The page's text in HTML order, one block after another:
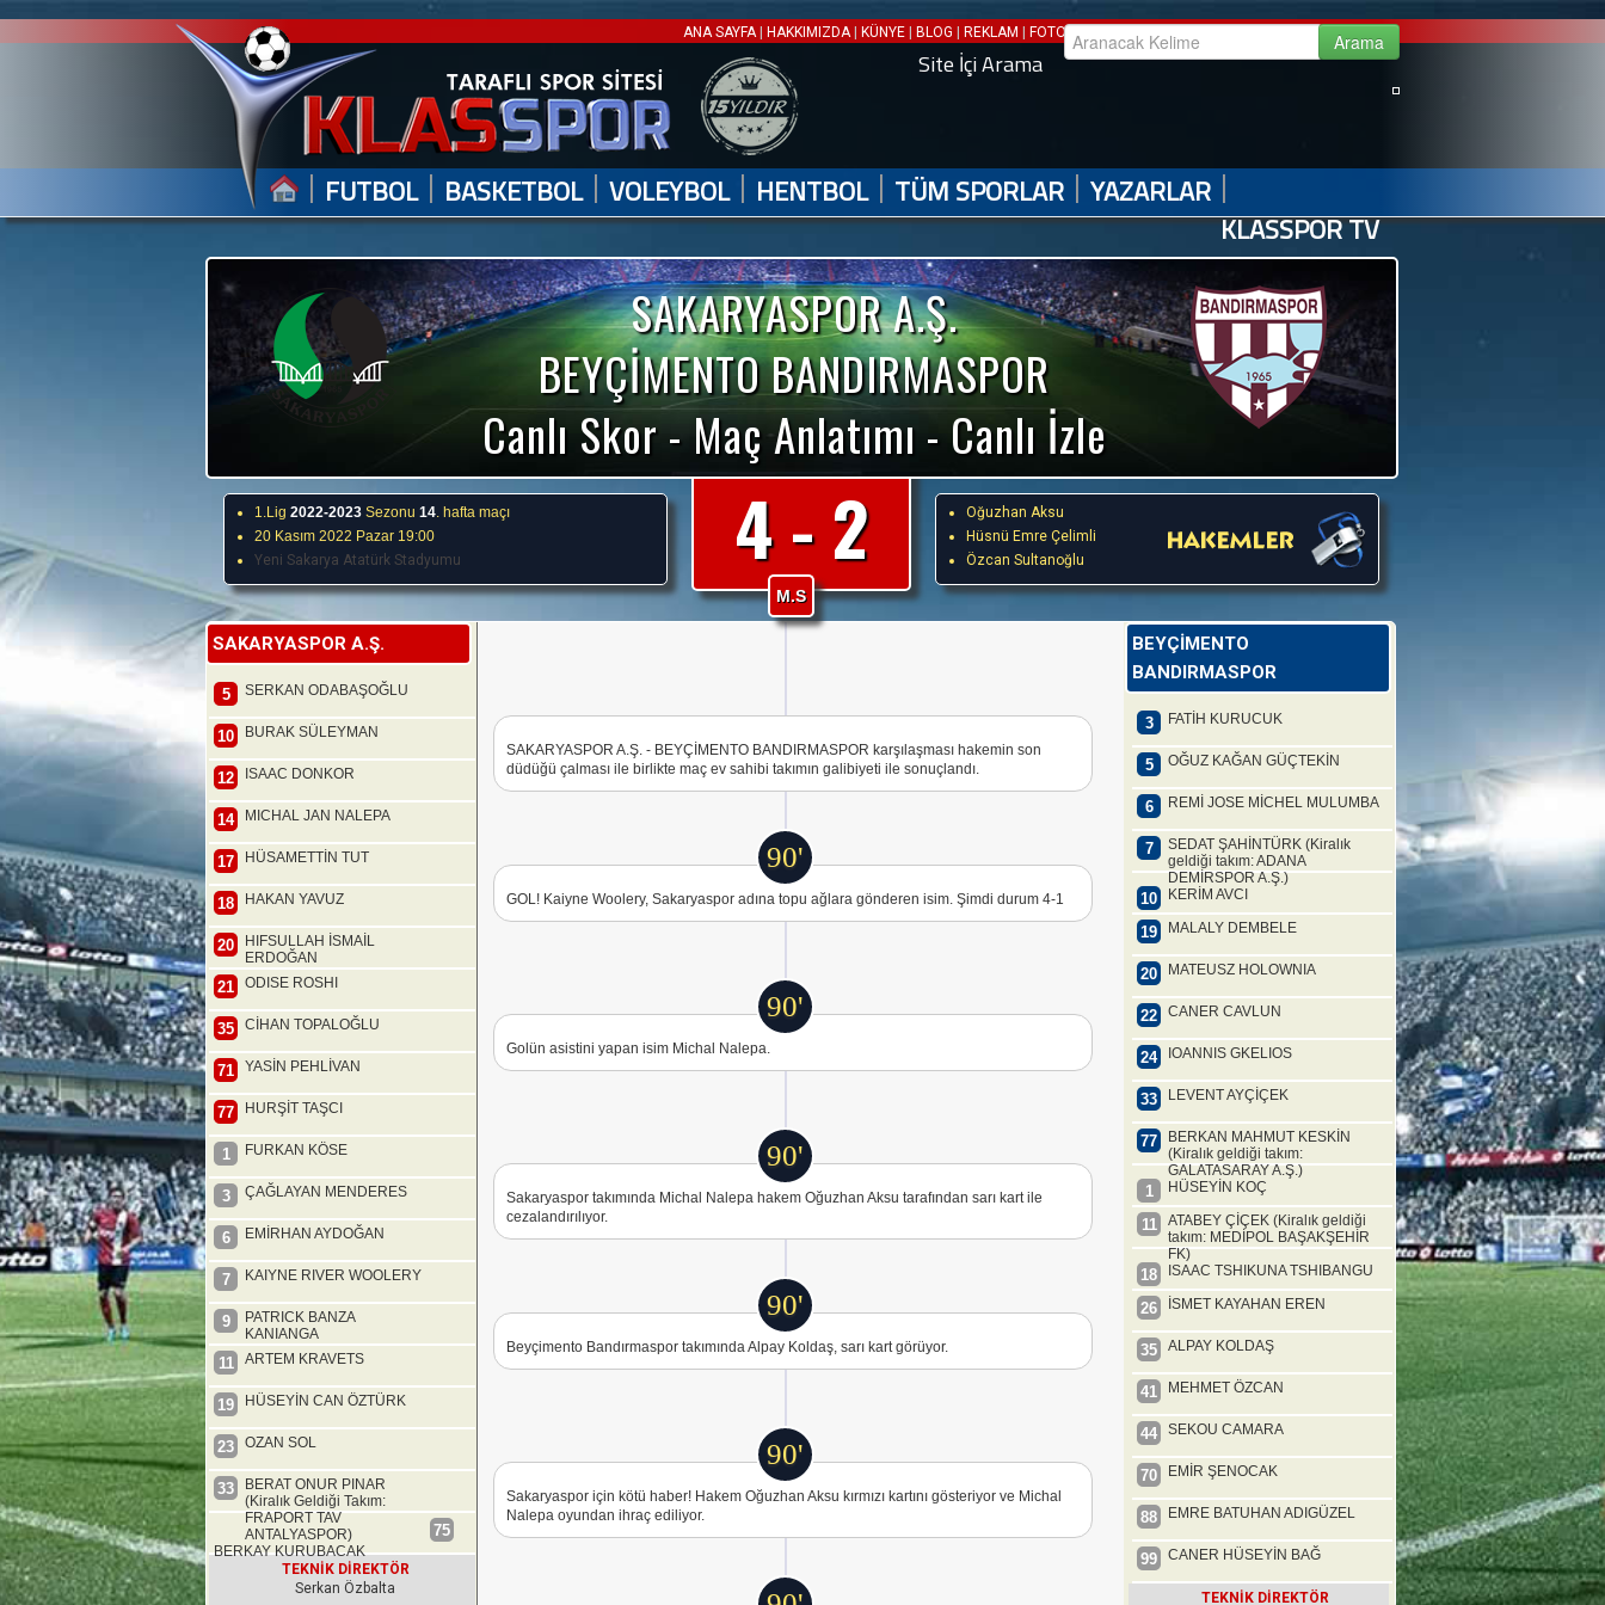
ANA SAYFA| HAKKIMIZDA| KÜNYE | BLOG | REKLAM | FOTO GALERİ VİDEO GALERİ HABER ARŞİVİ |İLETİŞİM |
Site İçi Arama
| FUTBOL | BASKETBOL | VOLEYBOL | HENTBOL | TÜM SPORLAR | YAZARLAR |
KLASSPOR TV
SAKARYASPOR A.Ş.
BEYÇİMENTO BANDIRMASPOR
Canlı Skor - Maç Anlatımı - Canlı İzle
1.Lig 2022-2023 Sezonu 14. hafta maçı
20 Kasım 2022 Pazar 19:00
Yeni Sakarya Atatürk Stadyumu
4 - 2
Oğuzhan Aksu
Hüsnü Emre Çelimli
Özcan Sultanoğlu
SAKARYASPOR A.Ş.
5 SERKAN ODABAŞOĞLU
10 BURAK SÜLEYMAN
12 ISAAC DONKOR
14 MICHAL JAN NALEPA
17 HÜSAMETTİN TUT
18 HAKAN YAVUZ
20
HIFSULLAH İSMAİL
ERDOĞAN
21 ODISE ROSHI
35 CİHAN TOPALOĞLU
71 YASİN PEHLİVAN
77 HURŞİT TAŞCI
1 FURKAN KÖSE
3 ÇAĞLAYAN MENDERES
6 EMİRHAN AYDOĞAN
7 KAIYNE RIVER WOOLERY
9
PATRICK BANZA
KANIANGA
11 ARTEM KRAVETS
19 HÜSEYİN CAN ÖZTÜRK
23 OZAN SOL
33
BERAT ONUR PINAR
(Kiralık Geldiği Takım:
FRAPORT TAV
ANTALYASPOR)
75
BERKAY KURUBACAK
TEKNİK DİREKTÖR
Serkan Özbalta
M.S
SAKARYASPOR A.Ş. - BEYÇİMENTO BANDIRMASPOR karşılaşması hakemin son
düdüğü çalması ile birlikte maç ev sahibi takımın galibiyeti ile sonuçlandı.
90'
GOL! Kaiyne Woolery, Sakaryaspor adına topu ağlara gönderen isim. Şimdi durum 4-1
90'
Golün asistini yapan isim Michal Nalepa.
90'
Sakaryaspor takımında Michal Nalepa hakem Oğuzhan Aksu tarafından sarı kart ile
cezalandırılıyor.
90'
Beyçimento Bandırmaspor takımında Alpay Koldaş, sarı kart görüyor.
90'
Sakaryaspor için kötü haber! Hakem Oğuzhan Aksu kırmızı kartını gösteriyor ve Michal
Nalepa oyundan ihraç ediliyor.
BEYÇİMENTO
BANDIRMASPOR
3 FATİH KURUCUK
5 OĞUZ KAĞAN GÜÇTEKİN
6 REMİ JOSE MİCHEL MULUMBA
7
SEDAT ŞAHİNTÜRK (Kiralık
geldiği takım: ADANA
DEMİRSPOR A.Ş.)
10 KERİM AVCI
19 MALALY DEMBELE
20 MATEUSZ HOLOWNIA
22 CANER CAVLUN
24 IOANNIS GKELIOS
33 LEVENT AYÇİÇEK
77
BERKAN MAHMUT KESKİN
(Kiralık geldiği takım:
GALATASARAY A.Ş.)
1 HÜSEYİN KOÇ
11
ATABEY ÇİÇEK (Kiralık geldiği
takım: MEDİPOL BAŞAKŞEHİR
FK)
18 ISAAC TSHIKUNA TSHIBANGU
26 İSMET KAYAHAN EREN
35 ALPAY KOLDAŞ
41 MEHMET ÖZCAN
44 SEKOU CAMARA
70 EMİR ŞENOCAK
88 EMRE BATUHAN ADIGÜZEL
99 CANER HÜSEYİN BAĞ
TEKNİK DİREKTÖR